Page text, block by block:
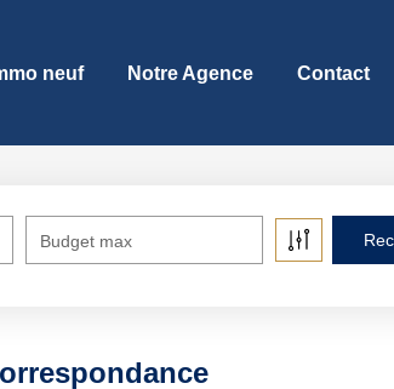
neuf Notre Agence Contact
Budget max